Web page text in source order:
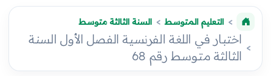
التعليم المتوسط السنة الثالثة متوسط
اختبار في اللغة الفرنسية الفصل الأول السنة
الثالثة متوسط رقم 68